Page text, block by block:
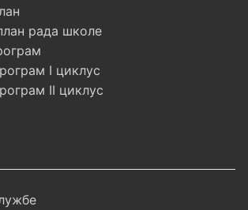
рада школе
I циклус
II циклус